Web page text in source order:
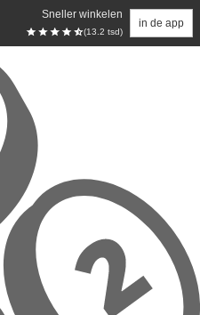
Sneller winkelen
(13.2 tsd)
in de app